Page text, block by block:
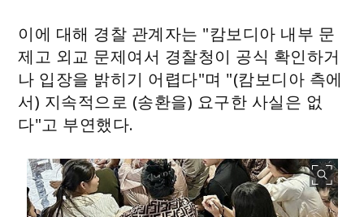
이에 대해 경찰 관계자는 "캄보디아 내부 문
제고 외교 문제여서 경찰청이 공식 확인하거
나 입장을 밝히기 어렵다"며 "(캄보디아 측에
서) 지속적으로 (송환을) 요구한 사실은 없
다"고 부연했다.